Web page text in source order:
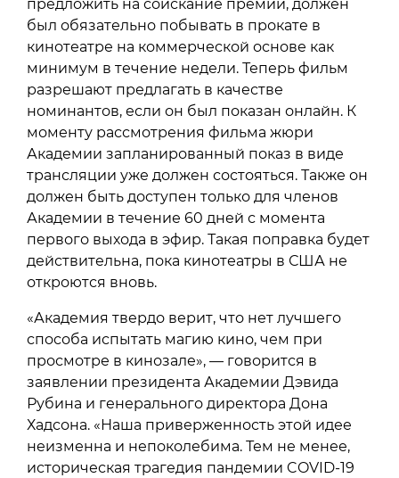
предложить на соискание премии, должен
был обязательно побывать в прокате в
кинотеатре на коммерческой основе как
минимум в течение недели. Теперь фильм
разрешают предлагать в качестве
номинантов, если он был показан онлайн. К
моменту рассмотрения фильма жюри
Академии запланированный показ в виде
трансляции уже должен состояться. Также он
должен быть доступен только для членов
Академии в течение 60 дней с момента
первого выхода в эфир. Такая поправка будет
действительна, пока кинотеатры в США не
откроются вновь.
«Академия твердо верит, что нет лучшего
способа испытать магию кино, чем при
просмотре в кинозале», — говорится в
заявлении президента Академии Дэвида
Рубина и генерального директора Дона
Хадсона. «Наша приверженность этой идее
неизменна и непоколебима. Тем не менее,
историческая трагедия пандемии COVID-19